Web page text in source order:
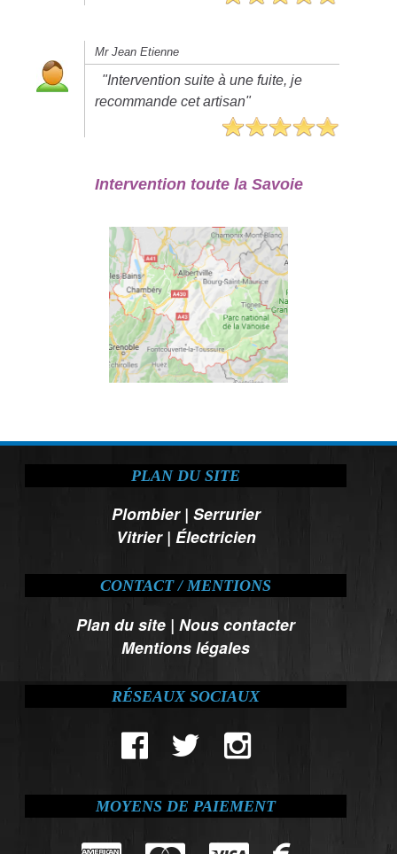
Mr Jean Etienne
"Intervention suite à une fuite, je
recommande cet artisan"
Intervention toute la Savoie
PLAN DU SITE
Plombier| Serrurier
Vitrier| Électricien
CONTACT / MENTIONS
Plan du site |Nous contacter
Mentions légales
RÉSEAUX SOCIAUX
MOYENS DE PAIEMENT